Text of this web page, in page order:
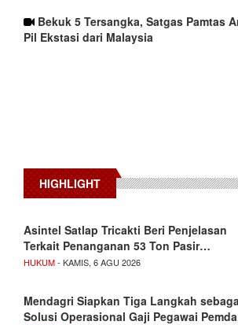
Bekuk 5 Tersangka, Satgas Pamtas
Pil Ekstasi dari Malaysia
HIGHLIGHT
Asintel Satlap Tricakti Beri Penjelasan
Terkait Penanganan 53 Ton Pasir…
HUKUM- KAMIS, 6 AGU 2026
Mendagri Siapkan Tiga Langkah
Solusi Operasional Gaji Pegawai Pemda